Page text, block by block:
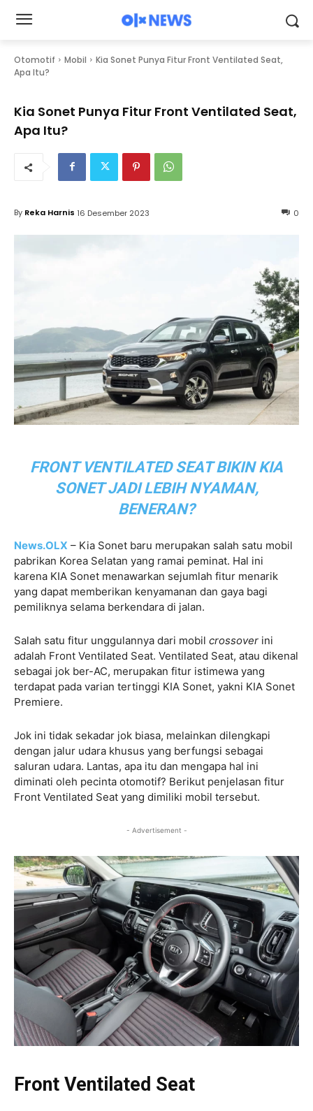
Otomotif Mobil
Kia Sonet Punya Fitur Front Ventilated Seat,
Apa Itu?
Kia Sonet Punya Fitur Front Ventilated Seat,
Apa Itu?
0
By Reka Harnis 16 Desember 2023
FRONT VENTILATED SEAT BIKIN KIA
SONET JADI LEBIH NYAMAN,
BENERAN?
News.OLX – Kia Sonet baru merupakan salah satu mobil
pabrikan Korea Selatan yang ramai peminat. Hal ini
karena KIA Sonet menawarkan sejumlah fitur menarik
yang dapat memberikan kenyamanan dan gaya bagi
pemiliknya selama berkendara di jalan.
Salah satu fitur unggulannya dari mobil crossover ini
adalah Front Ventilated Seat. Ventilated Seat, atau dikenal
sebagai jok ber-AC, merupakan fitur istimewa yang
terdapat pada varian tertinggi KIA Sonet, yakni KIA Sonet
Premiere.
Jok ini tidak sekadar jok biasa, melainkan dilengkapi
dengan jalur udara khusus yang berfungsi sebagai
saluran udara. Lantas, apa itu dan mengapa hal ini
diminati oleh pecinta otomotif? Berikut penjelasan fitur
Front Ventilated Seat yang dimiliki mobil tersebut.
- Advertisement -
Front Ventilated Seat